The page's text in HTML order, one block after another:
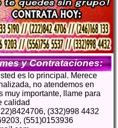
y Contrataciones:
es lo principal. Merece
no atendemos en
muy importante, llame para
calidad
(332)998 4432
(551)0153936